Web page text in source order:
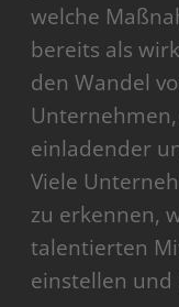
welche
bereits als
den Wandel
einladender
Viele
zu erkennen,
talentierten
einstellen